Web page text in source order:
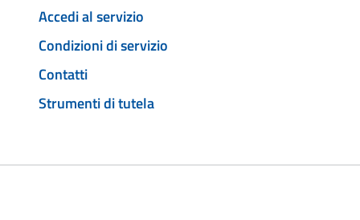
Accedi al servizio
Condizioni di servizio
Contatti
Strumenti di tutela